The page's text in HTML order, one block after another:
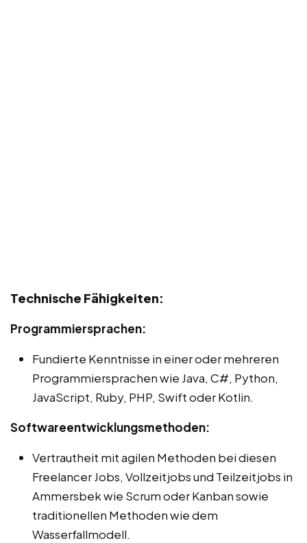
Technische Fähigkeiten:
Programmiersprachen:
Fundierte Kenntnisse in einer oder mehreren
Programmiersprachen wie Java, C#, Python,
JavaScript, Ruby, PHP, Swift oder Kotlin.
Softwareentwicklungsmethoden:
Vertrautheit mit agilen Methoden bei diesen
Freelancer Jobs, Vollzeitjobs und Teilzeitjobs in
Ammersbek wie Scrum oder Kanban sowie
traditionellen Methoden wie dem
Wasserfallmodell.